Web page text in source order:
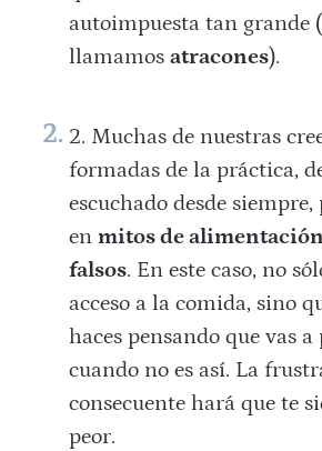
autoimpuesta tan grande
llamamos atracones).
Muchas de nuestras
formadas de la práctica,
escuchado desde siempre,
en mitos de alimentación
falsos. En este caso, no
acceso a la comida, sino
haces pensando que vas a
cuando no es así. La
consecuente hará que te
peor.